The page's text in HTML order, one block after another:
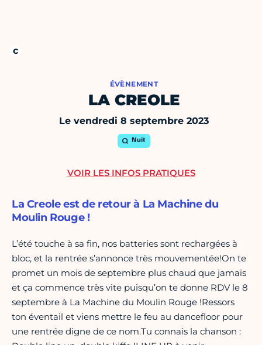
ÉVÈNEMENT
LA CREOLE
Le vendredi 8 septembre 2023
Nuit
La Creole est de retour à La Machine du
Moulin Rouge !
L’été touche à sa fin, nos batteries sont rechargées à
bloc, et la rentrée s’annonce très mouvementée!On te
promet un mois de septembre plus chaud que jamais
et ça commence très vite puisqu’on te donne RDV le 8
septembre à La Machine du Moulin Rouge !Ressors
ton éventail et viens mettre le feu au dancefloor pour
une rentrée digne de ce nom.Tu connais la chanson :
VOIR LES INFOS PRATIQUES